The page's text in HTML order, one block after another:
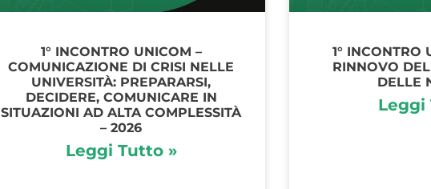
1° INCONTRO UNICOM –
COMUNICAZIONE DI CRISI NELLE
UNIVERSITÀ: PREPARARSI,
DECIDERE, COMUNICARE IN
SITUAZIONI AD ALTA COMPLESSITÀ
– 2026
Leggi Tutto »
1° INCONTRO
RINNOVO
DELLE
Leggi